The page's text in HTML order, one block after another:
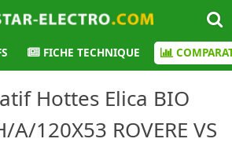
FICHE TECHNIQUE
Hottes Elica BIO
A/120X53 ROVERE VS